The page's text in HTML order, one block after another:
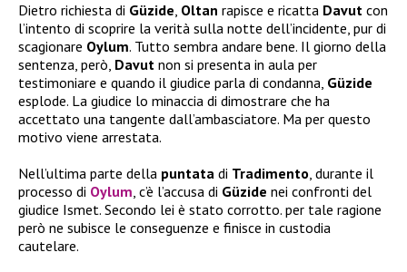
Dietro richiesta di Güzide, Oltan rapisce e ricatta Davut con
l’intento di scoprire la verità sulla notte dell’incidente, pur di
scagionare Oylum. Tutto sembra andare bene. Il giorno della
sentenza, però, Davut non si presenta in aula per
testimoniare e quando il giudice parla di condanna, Güzide
esplode. La giudice lo minaccia di dimostrare che ha
accettato una tangente dall’ambasciatore. Ma per questo
motivo viene arrestata.
Nell’ultima parte della puntata di Tradimento, durante il
processo di Oylum, c’è l’accusa di Güzide nei confronti del
giudice Ismet. Secondo lei è stato corrotto. per tale ragione
però ne subisce le conseguenze e finisce in custodia
cautelare.